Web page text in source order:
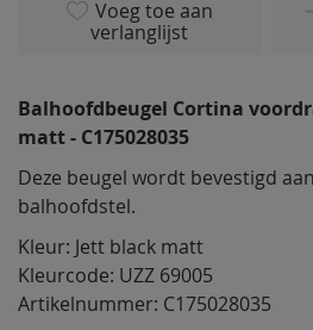
Voeg toe aan
verlanglijst
Balhoofdbeugel Cortina
matt - C175028035
Deze beugel wordt bevestigd
balhoofdstel.
Kleur: Jett black matt
Kleurcode: UZZ 69005
Artikelnummer: C175028035